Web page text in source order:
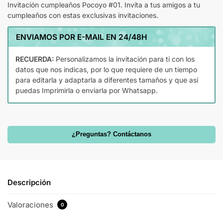
Invitación cumpleaños Pocoyo #01. Invita a tus amigos a tu
cumpleaños con estas exclusivas invitaciones.
ENVIAMOS POR E-MAIL EN 24/48H
RECUERDA: Personalizamos la invitación para ti con los
datos que nos indicas, por lo que requiere de un tiempo
para editarla y adaptarla a diferentes tamaños y que así
puedas Imprimirla o enviarla por Whatsapp.
¿Preguntas? Contáctanos
Descripción
Valoraciones 0